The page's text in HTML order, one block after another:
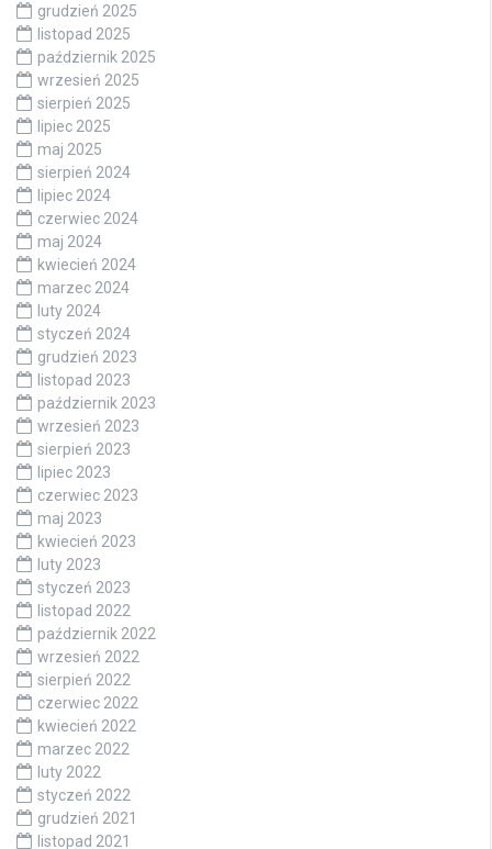
grudzień 2025
listopad 2025
październik 2025
wrzesień 2025
sierpień 2025
lipiec 2025
maj 2025
sierpień 2024
lipiec 2024
czerwiec 2024
maj 2024
kwiecień 2024
marzec 2024
luty 2024
styczeń 2024
grudzień 2023
listopad 2023
październik 2023
wrzesień 2023
sierpień 2023
lipiec 2023
czerwiec 2023
maj 2023
kwiecień 2023
luty 2023
styczeń 2023
listopad 2022
październik 2022
wrzesień 2022
sierpień 2022
czerwiec 2022
kwiecień 2022
marzec 2022
luty 2022
styczeń 2022
grudzień 2021
listopad 2021